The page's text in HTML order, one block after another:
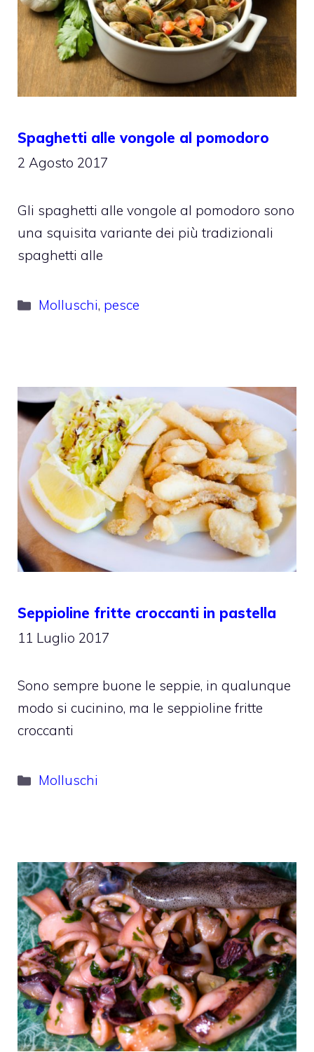
Spaghetti alle vongole al pomodoro
2 Agosto 2017
Gli spaghetti alle vongole al pomodoro sono
una squisita variante dei più tradizionali
spaghetti alle
Categorie
Molluschi, pesce
Seppioline fritte croccanti in pastella
11 Luglio 2017
Sono sempre buone le seppie, in qualunque
modo si cucinino, ma le seppioline fritte
croccanti
Categorie
Molluschi